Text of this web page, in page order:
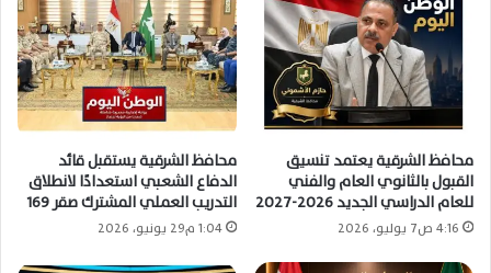
محافظ الشرقية يعتمد تنسيق
القبول بالثانوي العام والفني
للعام الدراسي الجديد 2026-2027
4:16 ص7 يوليو، 2026
محافظ الشرقية يستقبل قائد
الدفاع الشعبي استعدادًا لانطلاق
التدريب العملي المشترك صقر 169
1:04 م29 يونيو، 2026